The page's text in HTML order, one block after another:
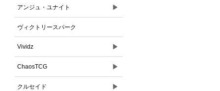
アンジュ・ユナイト ▶
ヴィクトリースパーク
Vividz ▶
ChaosTCG ▶
クルセイド ▶